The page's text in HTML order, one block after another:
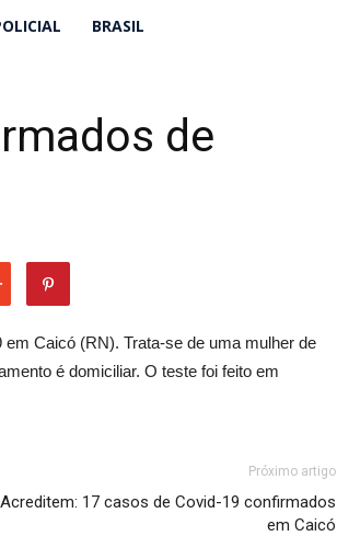
BRASIL
de
Caicó (RN). Trata-se de uma mulher de
é domiciliar. O teste foi feito em
Próximo artigo
Acreditem: 17 casos de Covid-19 confirmados
em Caicó